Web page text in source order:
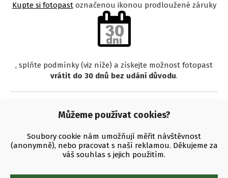
Můžeme používat cookies?
Soubory cookie nám umožňují měřit návštěvnost
(anonymně), nebo pracovat s naší reklamou. Děkujeme za
váš souhlas s jejich použitím.
Kupte si fotopastoznačenou ikonou prodloužené záruky
, splňte podmínky (viz níže) a získejte možnost fotopast
vrátit do 30 dnů bez udání důvodu.
Podmínky pro získání záruky
znečištěná.
U příslušenství, jako je upevňovací popruh
akceptujeme opotřebení nebo znečištění.
Krabička fotopasti by měla být ve 100% stavu.